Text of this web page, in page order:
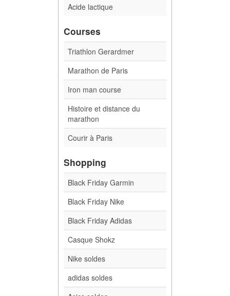
Acide lactique
Courses
Triathlon Gerardmer
Marathon de Paris
Iron man course
Histoire et distance du
marathon
Courir à Paris
Shopping
Black Friday Garmin
Black Friday Nike
Black Friday Adidas
Casque Shokz
Nike soldes
adidas soldes